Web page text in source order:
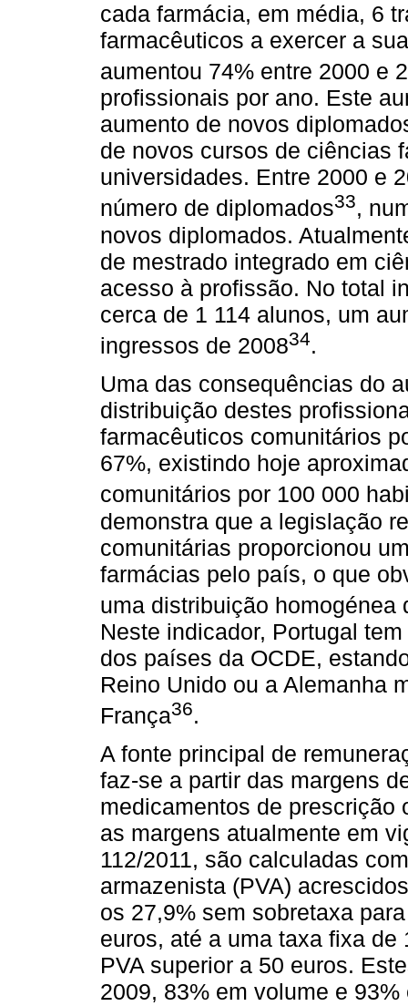
cada farmácia, em média, 6
farmacêuticos a exercer a
aumentou 74% entre 2000 e
profissionais por ano. Este
aumento de novos
de novos cursos de ciências
universidades. Entre 2000 e
número de diplomados33,
novos diplomados.
de mestrado integrado em
acesso à profissão. No total
cerca de 1 114 alunos, um
ingressos de 200834.
Uma das consequências do
distribuição destes
farmacêuticos comunitários
67%, existindo hoje
comunitários por 100 000
demonstra que a legislação
comunitárias proporcionou
farmácias pelo país, o que
uma distribuição
Neste indicador, Portugal
dos países da OCDE,
Reino Unido ou a Alemanha
França36.
A fonte principal de
faz-se a partir das margens
medicamentos de prescrição
as margens atualmente em
112/2011, são calculadas
armazenista (PVA)
os 27,9% sem sobretaxa
euros, até a uma taxa fixa
PVA superior a 50 euros.
2009, 83% em volume e